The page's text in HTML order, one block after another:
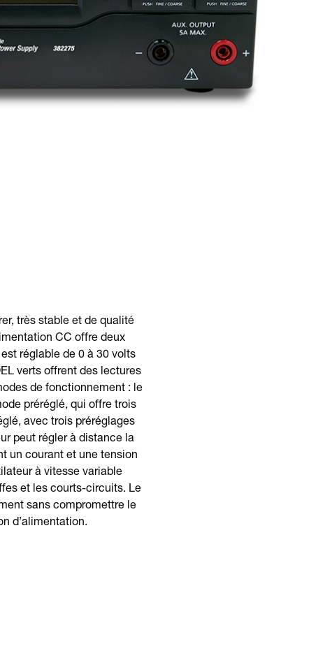
très stable et de qualité
CC offre deux
réglable de 0 à 30 volts
verts offrent des lectures
de fonctionnement : le
préréglé, qui offre trois
avec trois préréglages
peut régler à distance la
un courant et une tension
à vitesse variable
et les courts-circuits. Le
sans compromettre le
d’alimentation.